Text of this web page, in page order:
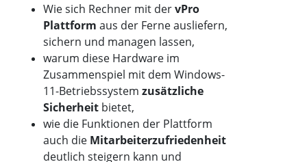
Wie sich Rechner mit dervPro
Plattform aus der Ferne ausliefern,
sichern und managen lassen,
warum diese Hardware im
Zusammenspiel mit dem Windows-
11-Betriebssystem zusätzliche
Sicherheit bietet,
wie die Funktionen der Plattform
auch die Mitarbeiterzufriedenheit
deutlich steigern kann und